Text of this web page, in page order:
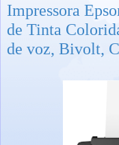
Impressora
de Tinta
de voz, Bivolt,